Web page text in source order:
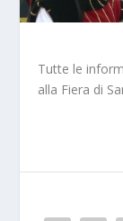
Tutte le
alla Fiera di